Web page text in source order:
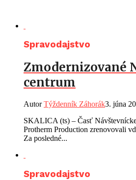
Spravodajstvo
Zmodernizované
centrum
AutorTýždenník Záhorák3. júna
SKALICA (ts) – Časť
Protherm Production zrenovovali
Za posledné...
Spravodajstvo